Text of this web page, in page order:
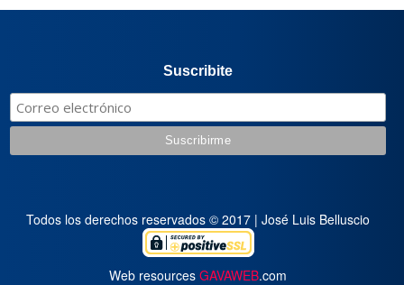
Suscribite
Todos los derechos reservados © 2017 | José Luis Belluscio
Web resources GAVAWEB.com